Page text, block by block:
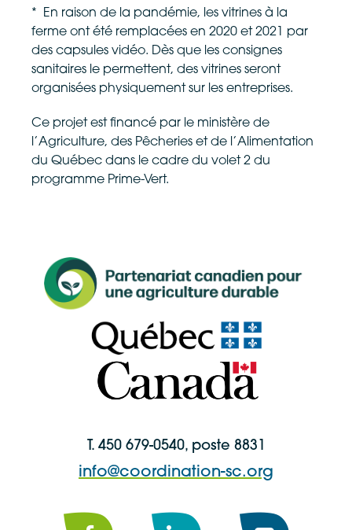
* En raison de la pandémie, les vitrines à la
ferme ont été remplacées en 2020 et 2021 par
des capsules vidéo. Dès que les consignes
sanitaires le permettent, des vitrines seront
organisées physiquement sur les entreprises.
Ce projet est financé par le ministère de
l’Agriculture, des Pêcheries et de l’Alimentation
du Québec dans le cadre du volet 2 du
programme Prime-Vert.
T. 450 679-0540, poste 8831
info@coordination-sc.org